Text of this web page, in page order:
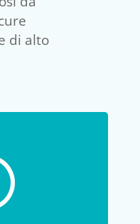
di alto